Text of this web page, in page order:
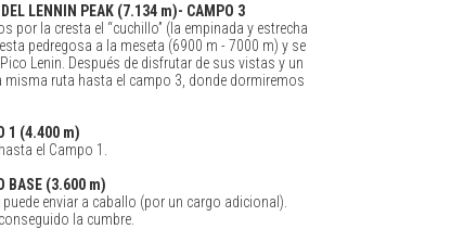
LENNIN PEAK (7.134 m)- CAMPO 3
por la cresta el “cuchillo” (la empinada y estrecha
pedregosa a la meseta (6900 m - 7000 m) y se
Lenin. Después de disfrutar de sus vistas y un
ruta hasta el campo 3, donde dormiremos
1 (4.400 m)
el Campo 1.
BASE (3.600 m)
enviar a caballo (por un cargo adicional).
la cumbre.